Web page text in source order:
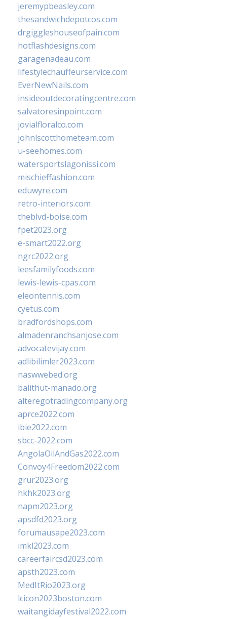
jeremypbeasley.com
thesandwichdepotcos.com
drgiggleshouseofpain.com
hotflashdesigns.com
garagenadeau.com
lifestylechauffeurservice.com
EverNewNails.com
insideoutdecoratingcentre.com
salvatoresinpoint.com
jovialfloralco.com
johnlscotthometeam.com
u-seehomes.com
watersportslagonissi.com
mischieffashion.com
eduwyre.com
retro-interiors.com
theblvd-boise.com
fpet2023.org
e-smart2022.org
ngrc2022.org
leesfamilyfoods.com
lewis-lewis-cpas.com
eleontennis.com
cyetus.com
bradfordshops.com
almadenranchsanjose.com
advocatevijay.com
adlibilimler2023.com
naswwebed.org
balithut-manado.org
alteregotradingcompany.org
aprce2022.com
ibie2022.com
sbcc-2022.com
AngolaOilAndGas2022.com
Convoy4Freedom2022.com
grur2023.org
hkhk2023.org
napm2023.org
apsdfd2023.org
forumausape2023.com
imkl2023.com
careerfaircsd2023.com
apsth2023.com
MedItRio2023.org
lcicon2023boston.com
waitangidayfestival2022.com